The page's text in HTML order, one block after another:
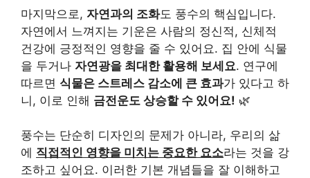
마지막으로, 자연과의 조화도 풍수의 핵심입니다.
자연에서 느껴지는 기운은 사람의 정신적, 신체적
건강에 긍정적인 영향을 줄 수 있어요. 집 안에 식물
을 두거나 자연광을 최대한 활용해 보세요. 연구에
따르면 식물은 스트레스 감소에 큰 효과가 있다고 하
니, 이로 인해 금전운도 상승할 수 있어요! 🌿
풍수는 단순히 디자인의 문제가 아니라, 우리의 삶
에 직접적인 영향을 미치는 중요한 요소라는 것을 강
조하고 싶어요. 이러한 기본 개념들을 잘 이해하고